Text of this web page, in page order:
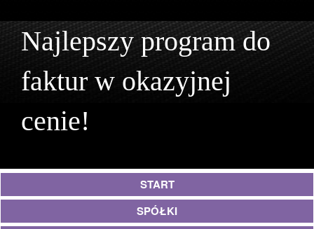
Najlepszy program do
faktur w okazyjnej
cenie!
START
SPÓŁKI